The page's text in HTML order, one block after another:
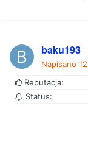
baku193
Napisano
Reputacja:
Status: